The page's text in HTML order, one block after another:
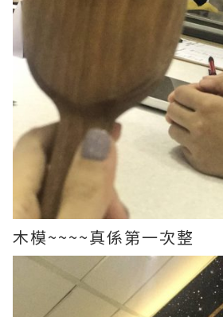
木模~~~~真係第一次整